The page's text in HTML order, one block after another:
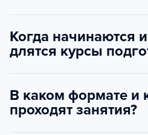
Когда начинаются
длятся курсы
В каком формате и
проходят занятия?